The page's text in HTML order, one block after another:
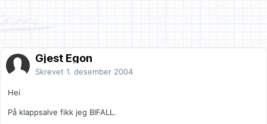
Gjest Egon
Skrevet 1. desember 2004
Hei
På klappsalve fikk jeg BIFALL.